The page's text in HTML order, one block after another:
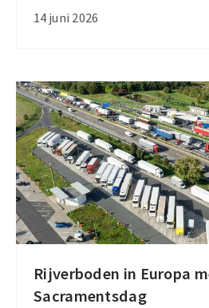
14 juni 2026
met
1
juli
Rijverboden in Europa
Sacramentsdag
Rijverboden
in